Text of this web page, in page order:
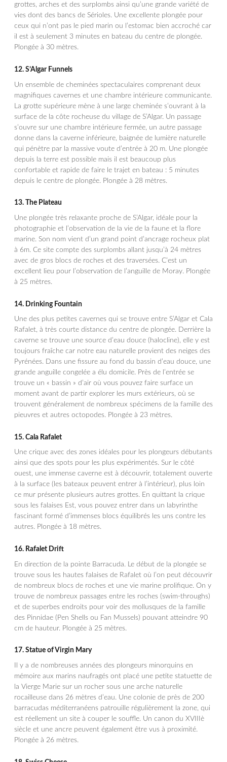
grottes, arches et des surplombs ainsi qu’une grande variété de
vies dont des bancs de Sérioles. Une excellente plongée pour
ceux qui n’ont pas le pied marin ou l’estomac bien accroché car
il est à seulement 3 minutes en bateau du centre de plongée.
Plongée à 30 mètres.
12. S’Algar Funnels
Un ensemble de cheminées spectaculaires comprenant deux
magnifiques cavernes et une chambre intérieure communicante.
La grotte supérieure mène à une large cheminée s’ouvrant à la
surface de la côte rocheuse du village de S’Algar. Un passage
s’ouvre sur une chambre intérieure fermée, un autre passage
donne dans la caverne inférieure, baignée de lumière naturelle
qui pénètre par la massive voute d’entrée à 20 m. Une plongée
depuis la terre est possible mais il est beaucoup plus
confortable et rapide de faire le trajet en bateau : 5 minutes
depuis le centre de plongée. Plongée à 28 mètres.
13. The Plateau
Une plongée très relaxante proche de S’Algar, idéale pour la
photographie et l’observation de la vie de la faune et la flore
marine. Son nom vient d’un grand point d’ancrage rocheux plat
à 6m. Ce site compte des surplombs allant jusqu’à 24 mètres
avec de gros blocs de roches et des traversées. C’est un
excellent lieu pour l’observation de l’anguille de Moray. Plongée
à 25 mètres.
14. Drinking Fountain
Une des plus petites cavernes qui se trouve entre S’Algar et Cala
Rafalet, à très courte distance du centre de plongée. Derrière la
caverne se trouve une source d’eau douce (halocline), elle y est
toujours fraîche car notre eau naturelle provient des neiges des
Pyrénées. Dans une fissure au fond du bassin d’eau douce, une
grande anguille congelée a élu domicile. Près de l’entrée se
trouve un « bassin » d’air où vous pouvez faire surface un
moment avant de partir explorer les murs extérieurs, où se
trouvent généralement de nombreux spécimens de la famille des
pieuvres et autres octopodes. Plongée à 23 mètres.
15. Cala Rafalet
Une crique avec des zones idéales pour les plongeurs débutants
ainsi que des spots pour les plus expérimentés. Sur le côté
ouest, une immense caverne est à découvrir, totalement ouverte
à la surface (les bateaux peuvent entrer à l’intérieur), plus loin
ce mur présente plusieurs autres grottes. En quittant la crique
sous les falaises Est, vous pouvez entrer dans un labyrinthe
fascinant formé d’immenses blocs équilibrés les uns contre les
autres. Plongée à 18 mètres.
16. Rafalet Drift
En direction de la pointe Barracuda. Le début de la plongée se
trouve sous les hautes falaises de Rafalet où l’on peut découvrir
de nombreux blocs de roches et une vie marine prolifique. On y
trouve de nombreux passages entre les roches (swim-throughs)
et de superbes endroits pour voir des mollusques de la famille
des Pinnidae (Pen Shells ou Fan Mussels) pouvant atteindre 90
cm de hauteur. Plongée à 25 mètres.
17. Statue of Virgin Mary
Il y a de nombreuses années des plongeurs minorquins en
mémoire aux marins naufragés ont placé une petite statuette de
la Vierge Marie sur un rocher sous une arche naturelle
rocailleuse dans 26 mètres d’eau. Une colonie de près de 200
barracudas méditerranéens patrouille régulièrement la zone, qui
est réellement un site à couper le souffle. Un canon du XVIIIè
siècle et une ancre peuvent également être vus à proximité.
Plongée à 26 mètres.